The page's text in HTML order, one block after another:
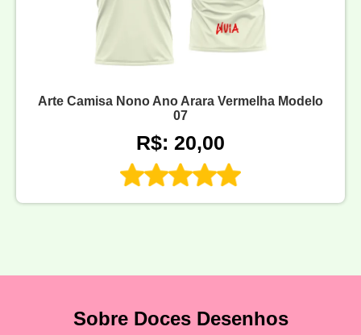
Arte Camisa Nono Ano Arara Vermelha Modelo
07
R$: 20,00
Sobre Doces Desenhos